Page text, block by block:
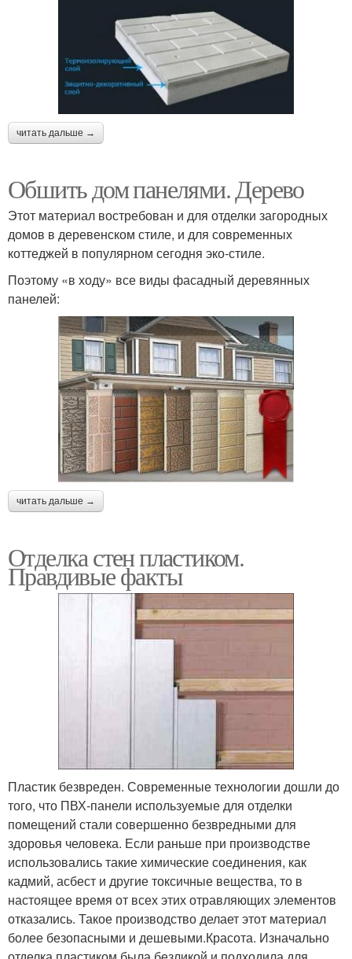
читать дальше →
Обшить дом панелями. Дерево
Этот материал востребован и для отделки загородных
домов в деревенском стиле, и для современных
коттеджей в популярном сегодня эко-стиле.
Поэтому «в ходу» все виды фасадный деревянных
панелей:
читать дальше →
Отделка стен пластиком.
Правдивые факты
Пластик безвреден. Современные технологии дошли до
того, что ПВХ-панели используемые для отделки
помещений стали совершенно безвредными для
здоровья человека. Если раньше при производстве
использовались такие химические соединения, как
кадмий, асбест и другие токсичные вещества, то в
настоящее время от всех этих отравляющих элементов
отказались. Такое производство делает этот материал
более безопасными и дешевыми.Красота. Изначально